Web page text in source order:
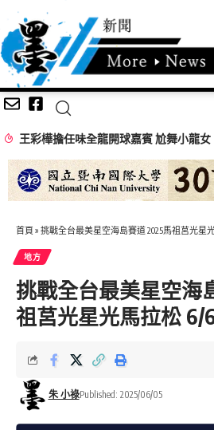
首頁 » 挑戰全台最美星空海島賽道 2025馬祖莒光星
地方
挑戰全台最美星空海
祖莒光星光馬拉松 6/
朱 小祿Published: 2025/06/05